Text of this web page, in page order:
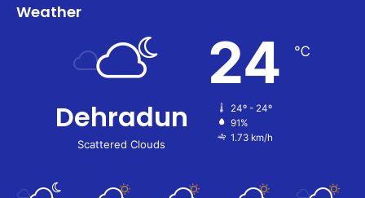
Weather
Dehradun
Scattered Clouds
24 ℃
24º - 24º
91%
1.73 km/h